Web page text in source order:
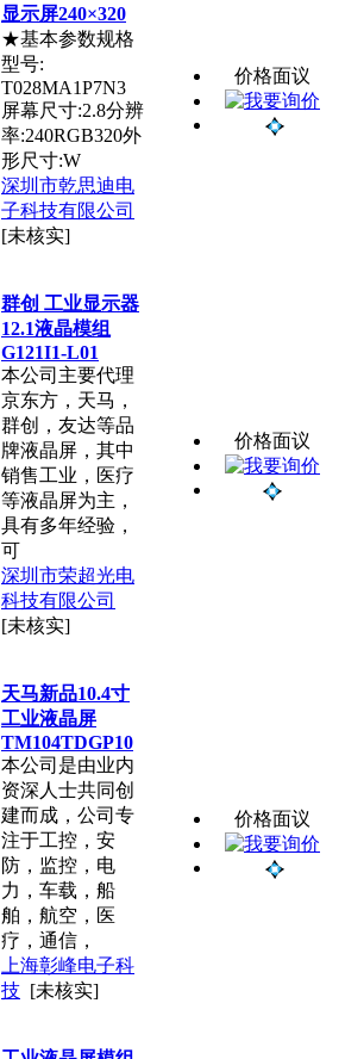
显示屏240×320
★基本参数规格
型号:
T028MA1P7N3
屏幕尺寸:2.8分辨
率:240RGB320外
形尺寸:W
深圳市乾思迪电
子科技有限公司
[未核实]
价格面议
群创 工业显示器
12.1液晶模组
G121I1-L01
本公司主要代理
京东方，天马，
群创，友达等品
牌液晶屏，其中
销售工业，医疗
等液晶屏为主，
具有多年经验，
可
深圳市荣超光电
科技有限公司
[未核实]
价格面议
天马新品10.4寸
工业液晶屏
TM104TDGP10
本公司是由业内
资深人士共同创
建而成，公司专
注于工控，安
防，监控，电
力，车载，船
舶，航空，医
疗，通信，
上海彰峰电子科
技 [未核实]
价格面议